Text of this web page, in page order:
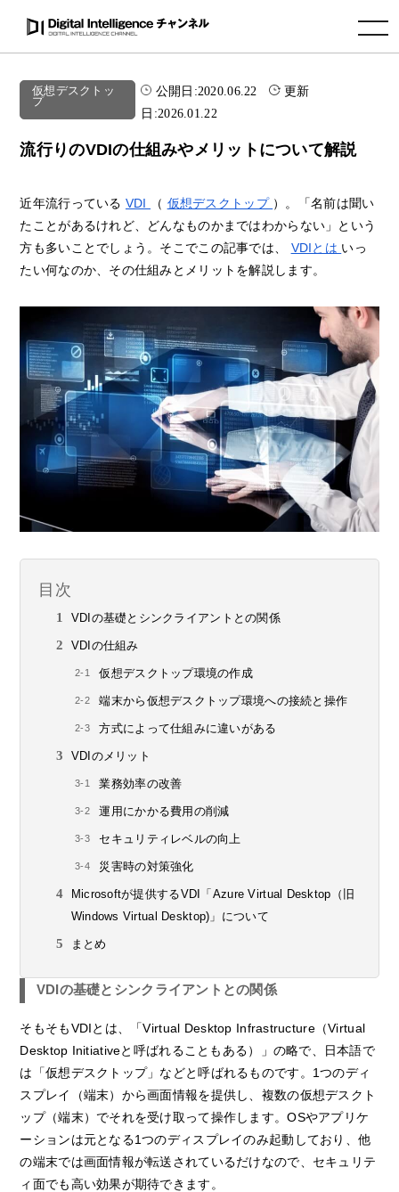
toggle navigation
仮想デスクトッ
プ
公開日:2020.06.22
更新
日:2026.01.22
流行りのVDIの仕組みやメリットについて解説
近年流行っている VDI （ 仮想デスクトップ ）。「名前は聞い
たことがあるけれど、どんなものかまではわからない」という
方も多いことでしょう。そこでこの記事では、 VDIとは いっ
たい何なのか、その仕組みとメリットを解説します。
目次
VDIの基礎とシンクライアントとの関係
VDIの仕組み
仮想デスクトップ環境の作成
端末から仮想デスクトップ環境への接続と操作
方式によって仕組みに違いがある
VDIのメリット
業務効率の改善
運用にかかる費用の削減
セキュリティレベルの向上
災害時の対策強化
Microsoftが提供するVDI「Azure Virtual Desktop（旧
Windows Virtual Desktop)」について
まとめ
VDIの基礎とシンクライアントとの関係
そもそもVDIとは、「Virtual Desktop Infrastructure（Virtual
Desktop Initiativeと呼ばれることもある）」の略で、日本語で
は「仮想デスクトップ」などと呼ばれるものです。1つのディ
スプレイ（端末）から画面情報を提供し、複数の仮想デスクト
ップ（端末）でそれを受け取って操作します。OSやアプリケ
ーションは元となる1つのディスプレイのみ起動しており、他
の端末では画面情報が転送されているだけなので、セキュリテ
ィ面でも高い効果が期待できます。